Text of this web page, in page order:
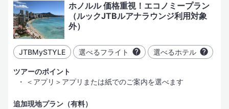
ホノルル 価格重視！エコノミープラン
（ルックJTBルアナラウンジ利用対象
外）
JTBMySTYLE 選べるフライト 選べるホテル
ツアーのポイント
＜アプリ＞アプリまたは紙でのご案内を選べます
追加現地プラン（有料）